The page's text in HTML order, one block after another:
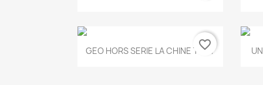
Aperçu rapide
GEO HORS SERIE LA CHINE T.497
favorite_border